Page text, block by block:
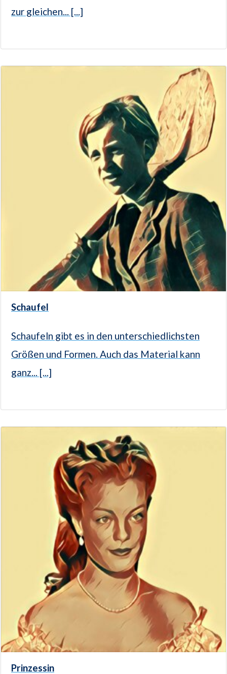
zur gleichen... [...]
Schaufel
Schaufeln gibt es in den unterschiedlichsten
Größen und Formen. Auch das Material kann
ganz... [...]
Prinzessin